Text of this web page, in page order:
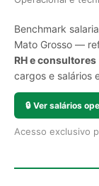
Benchmark
Mato Grosso —
RH e consultores
cargos e salários
🔒 Ver salários
Acesso exclusivo